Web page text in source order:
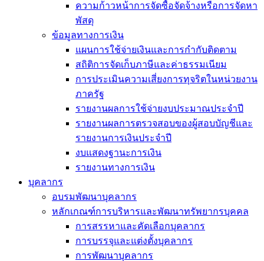
ความก้าวหน้าการจัดซื้อจัดจ้างหรือการจัดหา
พัสดุ
ข้อมูลทางการเงิน
แผนการใช้จ่ายเงินและการกำกับติดตาม
สถิติการจัดเก็บภาษีและค่าธรรมเนียม
การประเมินความเสี่ยงการทุจริตในหน่วยงาน
ภาครัฐ
รายงานผลการใช้จ่ายงบประมาณประจำปี
รายงานผลการตรวจสอบของผู้สอบบัญชีและ
รายงานการเงินประจำปี
งบแสดงฐานะการเงิน
รายงานทางการเงิน
บุคลากร
อบรมพัฒนาบุคลากร
หลักเกณฑ์การบริหารและพัฒนาทรัพยากรบุคคล
การสรรหาและคัดเลือกบุคลากร
การบรรจุและแต่งตั้งบุคลากร
การพัฒนาบุคลากร